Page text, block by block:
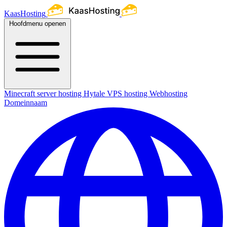
KaasHosting
Hoofdmenu openen
Minecraft server hosting Hytale VPS hosting Webhosting
Domeinnaam